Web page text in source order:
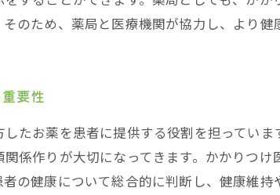
のため、薬局と医療機関が協力し、より健
要性
たお薬を患者に提供する役割を担ってい
係作りが大切になってきます。かかりつ
の健康について総合的に判断し、健康維